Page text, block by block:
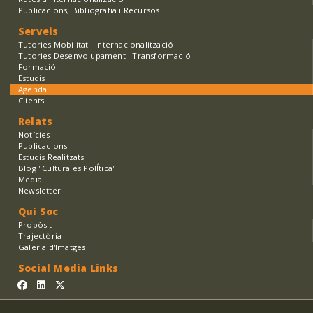
Publicacions, Bibliografia i Recursos
Serveis
Tutories Mobilitat i Internacionalització
Tutories Desenvolupament i Transformació
Formació
Estudis
Agenda
Clients
Relats
Notícies
Publicacions
Estudis Realitzats
Blog "Cultura es PolÍtica"
Media
Newsletter
Qui Soc
Propòsit
Trajectòria
Galería d'Imatges
Social Media Links